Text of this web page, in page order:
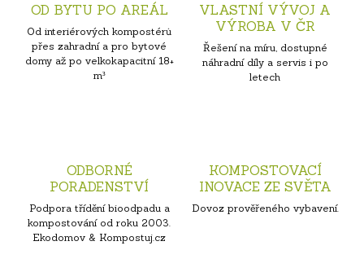
OD BYTU PO AREÁL
Od interiérových kompostérů
přes zahradní a pro bytové
domy až po velkokapacitní 18+
m³
VLASTNÍ VÝVOJ A
VÝROBA V ČR
Řešení na míru, dostupné
náhradní díly a servis i po
letech
ODBORNÉ
PORADENSTVÍ
Podpora třídění bioodpadu a
kompostování od roku 2003.
Ekodomov & Kompostuj.cz
KOMPOSTOVACÍ
INOVACE ZE SVĚTA
Dovoz prověřeného vybavení.